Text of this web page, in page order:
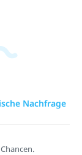
Nachfrage